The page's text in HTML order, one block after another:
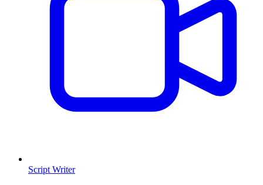
Script Writer